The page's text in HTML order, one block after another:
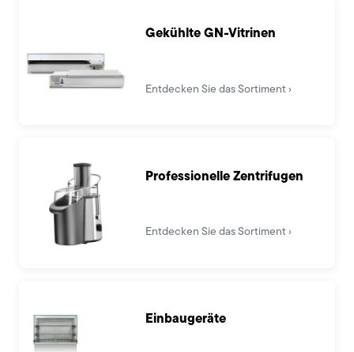
Gekühlte GN-Vitrinen
Entdecken Sie das Sortiment
Professionelle Zentrifugen
Entdecken Sie das Sortiment
Einbaugeräte